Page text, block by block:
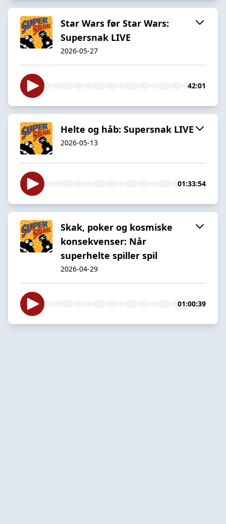
Star Wars før Star Wars:
Supersnak LIVE
2026-05-27
42:01
Helte og håb: Supersnak LIVE
2026-05-13
01:33:54
Skak, poker og kosmiske
konsekvenser: Når
superhelte spiller spil
2026-04-29
01:00:39